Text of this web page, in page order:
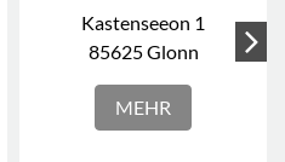
Kastenseeon 1
85625 Glonn
MEHR